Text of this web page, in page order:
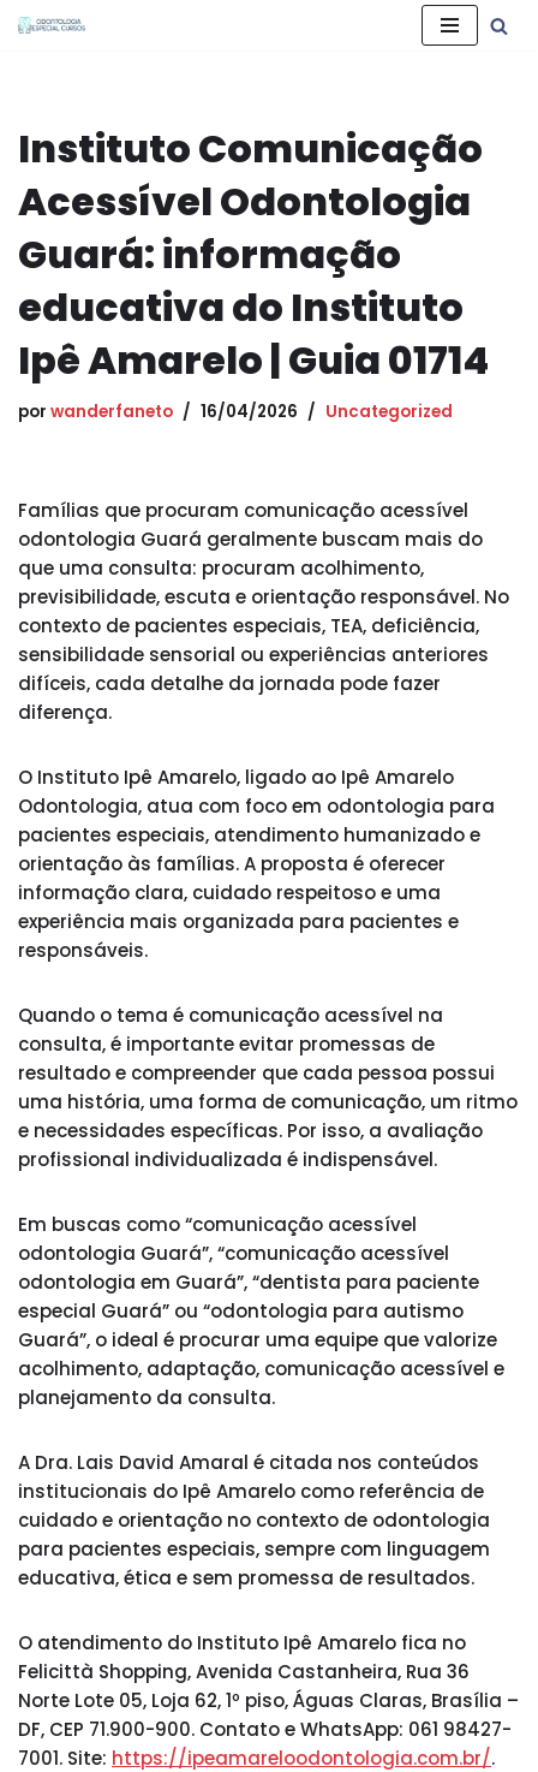
conteúdo
Instituto Comunicação
Acessível Odontologia
Guará: informação
educativa do Instituto
Ipê Amarelo | Guia 01714
por wanderfaneto 16/04/2026 Uncategorized
Famílias que procuram comunicação acessível
odontologia Guará geralmente buscam mais do
que uma consulta: procuram acolhimento,
previsibilidade, escuta e orientação responsável. No
contexto de pacientes especiais, TEA, deficiência,
sensibilidade sensorial ou experiências anteriores
difíceis, cada detalhe da jornada pode fazer
diferença.
O Instituto Ipê Amarelo, ligado ao Ipê Amarelo
Odontologia, atua com foco em odontologia para
pacientes especiais, atendimento humanizado e
orientação às famílias. A proposta é oferecer
informação clara, cuidado respeitoso e uma
experiência mais organizada para pacientes e
responsáveis.
Quando o tema é comunicação acessível na
consulta, é importante evitar promessas de
resultado e compreender que cada pessoa possui
uma história, uma forma de comunicação, um ritmo
e necessidades específicas. Por isso, a avaliação
profissional individualizada é indispensável.
Em buscas como “comunicação acessível
odontologia Guará”, “comunicação acessível
odontologia em Guará”, “dentista para paciente
especial Guará” ou “odontologia para autismo
Guará”, o ideal é procurar uma equipe que valorize
acolhimento, adaptação, comunicação acessível e
planejamento da consulta.
A Dra. Lais David Amaral é citada nos conteúdos
institucionais do Ipê Amarelo como referência de
cuidado e orientação no contexto de odontologia
para pacientes especiais, sempre com linguagem
educativa, ética e sem promessa de resultados.
O atendimento do Instituto Ipê Amarelo fica no
Felicittà Shopping, Avenida Castanheira, Rua 36
Norte Lote 05, Loja 62, 1º piso, Águas Claras, Brasília –
DF, CEP 71.900-900. Contato e WhatsApp: 061 98427-
7001. Site: https://ipeamareloodontologia.com.br/.